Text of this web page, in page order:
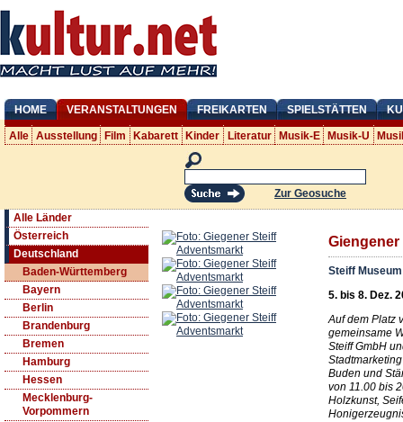
HOME VERANSTALTUNGEN FREIKARTEN SPIELSTÄTTEN
Alle Ausstellung Film Kabarett Kinder Literatur Musik-E Musik-U
Zur Geosuche
Alle Länder
Österreich
Deutschland
Baden-Württemberg
Bayern
Berlin
Brandenburg
Bremen
Hamburg
Hessen
Mecklenburg-
Vorpommern
Steiff Museum
5. bis 8. Dez.
Auf dem Platz
gemeinsame
Steiff GmbH
Buden und
von 11.00 bis
Holzkunst,